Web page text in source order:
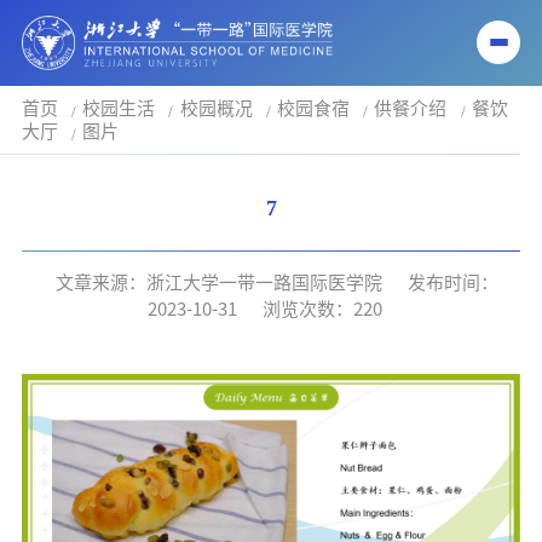
首页 校园生活 校园概况 校园食宿 供餐介绍
餐饮
大厅
图片
7
文章来源：浙江大学一带一路国际医学院
发布时间：
2023-10-31
浏览次数： 220